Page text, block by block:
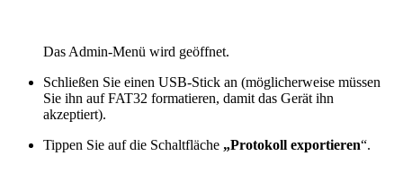
Das Admin-Menü wird geöffnet.
Schließen Sie einen USB-Stick an (möglicherweise müssen
Sie ihn auf FAT32 formatieren, damit das Gerät ihn
akzeptiert).
Tippen Sie auf die Schaltfläche „Protokoll exportieren“.